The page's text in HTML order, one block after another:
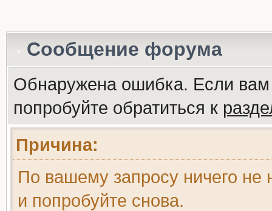
Сообщение форума
Обнаружена ошибка. Если
попробуйте обратиться к
Причина:
По вашему запросу ничего не
и попробуйте снова.